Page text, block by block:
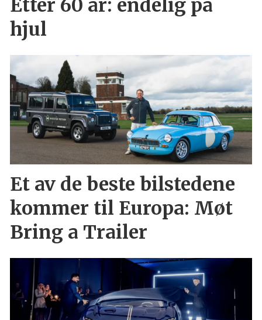
Etter 60 år: endelig på
hjul
Et av de beste bilstedene
kommer til Europa: Møt
Bring a Trailer